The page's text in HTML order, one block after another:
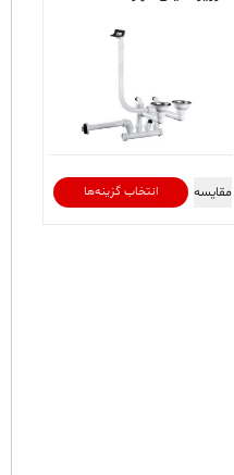
انتخاب گزینه‌ها
این
مقایسه